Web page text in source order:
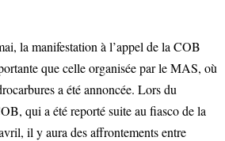
la manifestation à l’appel de la COB
que celle organisée par le MAS, où
a été annoncée. Lors du
qui a été reporté suite au fiasco de la
il y aura des affrontements entre